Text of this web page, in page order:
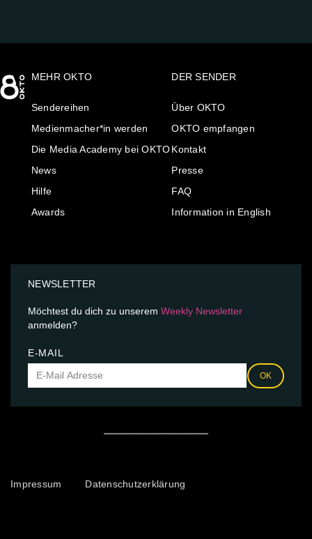
MEHR OKTO
Sendereihen
Medienmacher*in werden
Die Media Academy bei OKTO
News
Hilfe
Awards
DER SENDER
Über OKTO
OKTO empfangen
Kontakt
Presse
FAQ
Information in English
NEWSLETTER
Möchtest du dich zu unserem Weekly Newsletter
anmelden?
E-MAIL
OK
Impressum Datenschutzerklärung